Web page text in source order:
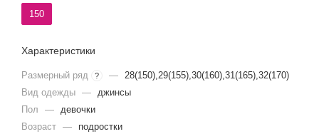
150
Характеристики
Размерный ряд ? — 28(150),29(155),30(160),31(165),32(170)
Вид одежды — джинсы
Пол
— девочки
Возраст —
подростки